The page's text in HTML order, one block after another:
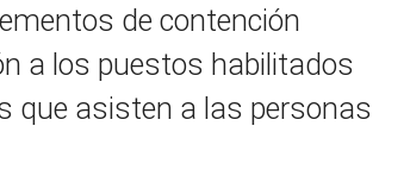
de contención
a los puestos habilitados
que asisten a las personas